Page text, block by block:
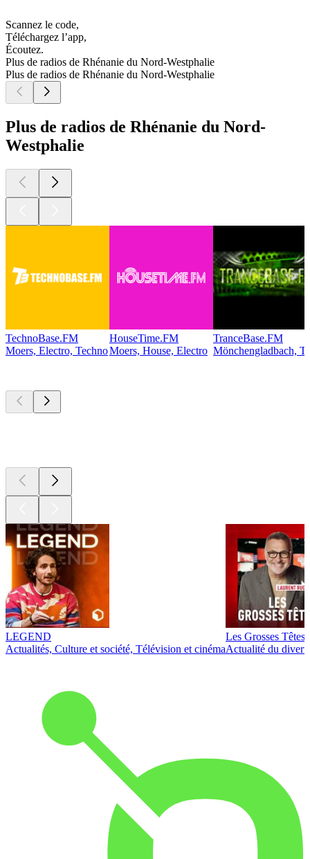
Scannez le code,
Téléchargez l’app,
Écoutez.
Plus de radios de Rhénanie du Nord-Westphalie
Plus de radios de Rhénanie du Nord-Westphalie
Plus de radios de Rhénanie du Nord-
Westphalie
TechnoBase.FM
Moers, Electro, Techno
HouseTime.FM
Moers, House, Electro
TranceBase.FM
Mönchengladbach,
LEGEND
Actualités, Culture et société, Télévision et cinéma
Les Grosses Têtes
Actualité du